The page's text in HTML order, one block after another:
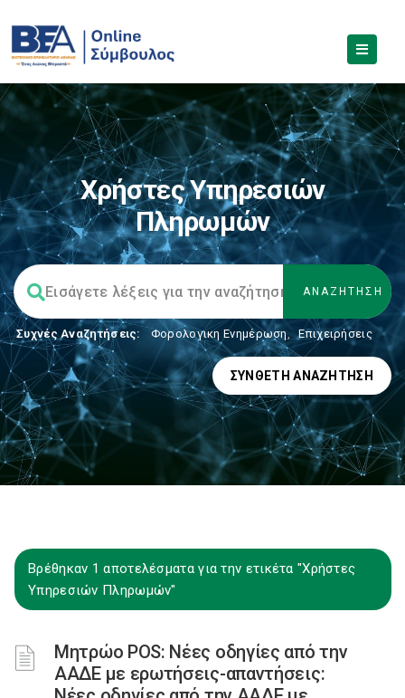
Χρήστες Υπηρεσιών
Πληρωμών
Συχνές Αναζητήσεις: Φορολογικη Ενημέρωση, Επιχειρήσεις
ΣΎΝΘΕΤΗ ΑΝΑΖΉΤΗΣΗ
Βρέθηκαν 1 αποτελέσματα για την ετικέτα "Χρήστες
Υπηρεσιών Πληρωμών"
Μητρώο POS: Νέες οδηγίες από την
ΑΑΔΕ με ερωτήσεις-απαντήσεις: